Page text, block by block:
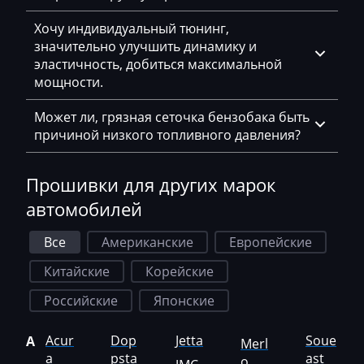
Hatz
Haval
Hawtai
Hidromek
Higer
Hino
Hitachi
Honda
Hongqi
Howo
Huanghai
Хочу индивидуальный тюнинг,
значительно улучшить динамику и
эластичность, добиться максимальной
мощности.
Может ли, грязная сеточка бензобака быть
причиной низкого топливного давления?
Прошивки для других марок
автомобилей
Все Американские
Европейские
Китайские
Корейские
Российские
Японские
A Acur
a
Dop
psta
Jetta
Merl
Soue
ast